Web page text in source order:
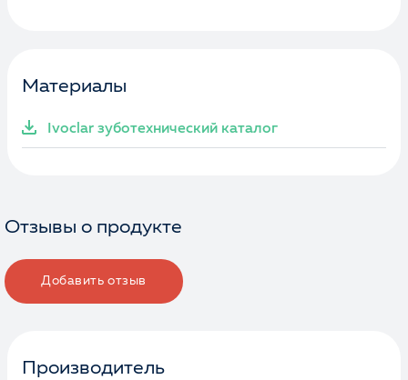
Материалы
Ivoclar зуботехнический каталог
Отзывы о продукте
Добавить отзыв
Производитель